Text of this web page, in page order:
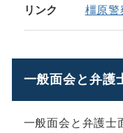
リンク 橿原警
一般面会と弁護
一般面会と弁護士